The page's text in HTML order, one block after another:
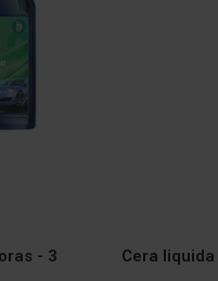
- 3 Cera